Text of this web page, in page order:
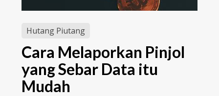
Hutang Piutang
Cara Melaporkan Pinjol
yang Sebar Data itu
Mudah